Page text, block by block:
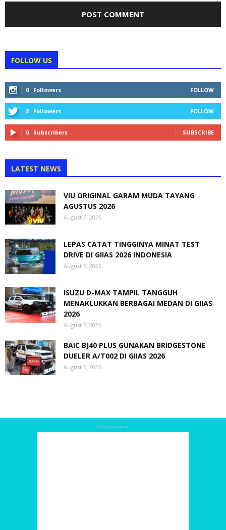
FOLLOW US
0 Followers FOLLOW
8 Followers FOLLOW
0 Subscribers SUBSCRIBE
LATEST NEWS
VIU ORIGINAL GARAM MUDA TAYANG
AGUSTUS 2026
August 7, 2026
LEPAS CATAT TINGGINYA MINAT TEST
DRIVE DI GIIAS 2026 INDONESIA
August 5, 2026
ISUZU D-MAX TAMPIL TANGGUH
MENAKLUKKAN BERBAGAI MEDAN DI GIIAS
2026
August 5, 2026
BAIC BJ40 PLUS GUNAKAN BRIDGESTONE
DUELER A/T002 DI GIIAS 2026
August 5, 2026
Advertisement